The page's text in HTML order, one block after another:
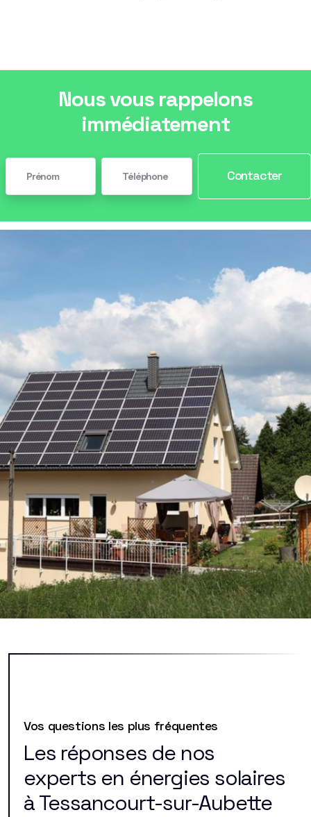
Nous vous rappelons
immédiatement
Contacter
Vos questions les plus fréquentes
Les réponses de nos
experts en énergies solaires
à Tessancourt-sur-Aubette